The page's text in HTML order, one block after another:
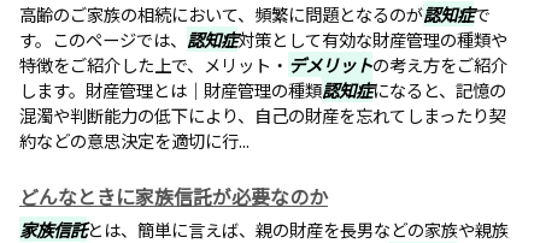
高齢のご家族の相続において、頻繁に問題となるのが認知症で
す。このページでは、 認知症対策として有効な財産管理の種類や
特徴をご紹介した上で、メリット・ デメリットの考え方をご紹介
します。財産管理とは｜財産管理の種類認知症になると、記憶の
混濁や判断能力の低下により、自己の財産を忘れてしまったり契
約などの意思決定を適切に行...
どんなときに家族信託が必要なのか
家族信託とは、簡単に言えば、親の財産を長男などの家族や親族